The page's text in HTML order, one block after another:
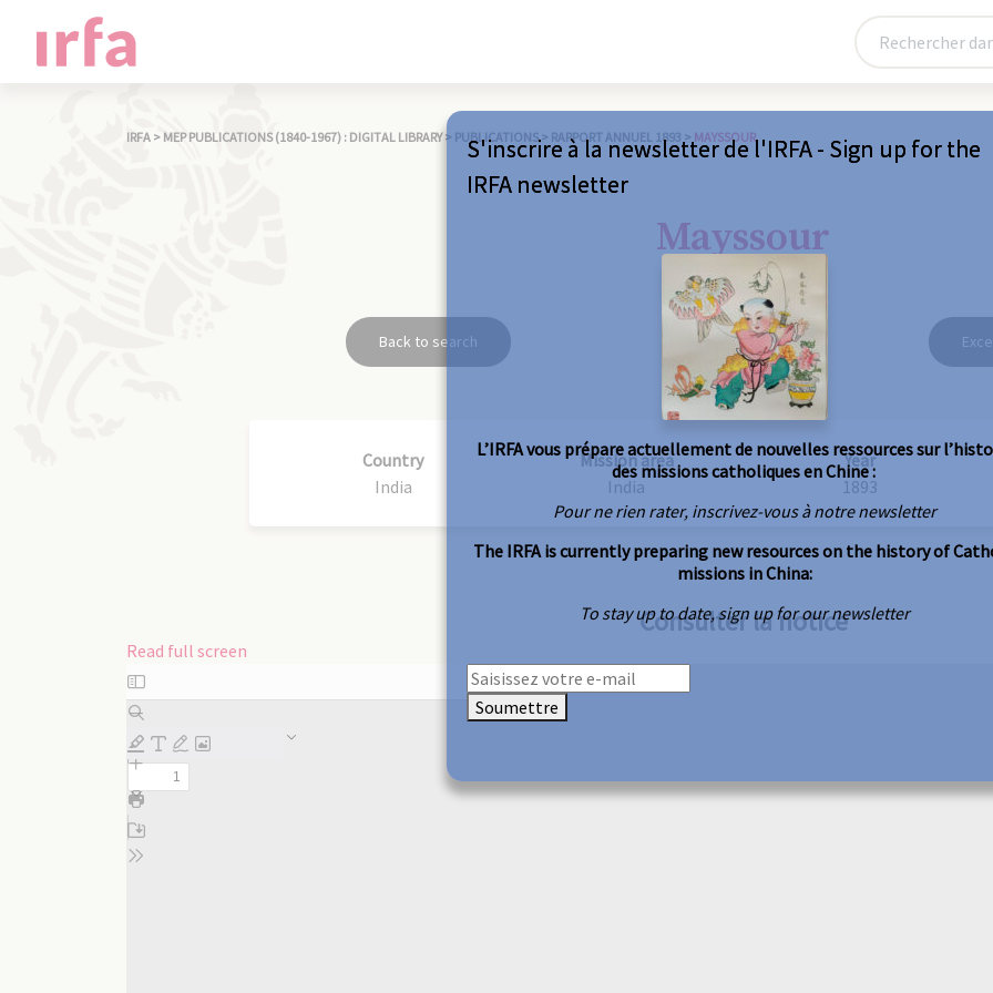
IRFA > MEP PUBLICATIONS (1840-1967) : DIGITAL LIBRARY > PUBLICATIONS > RAPPORT ANNUEL 1893 > MAYSSOUR
Mayssour
Back to search
Country
India
Mission area
India
Year
1893
Consulter la notice
Read full screen
Skip
to
PDF
content
S'inscrire à la newsletter de l'IRFA - Sign up for the
IRFA newsletter
L’IRFA vous prépare actuellement de nouvelles ressources sur
des missions catholiques en Chine :
Pour ne rien rater, inscrivez-vous à notre newsletter
The IRFA is currently preparing new resources on the history of
missions in China:
To stay up to date, sign up for our newsletter
Soumettre